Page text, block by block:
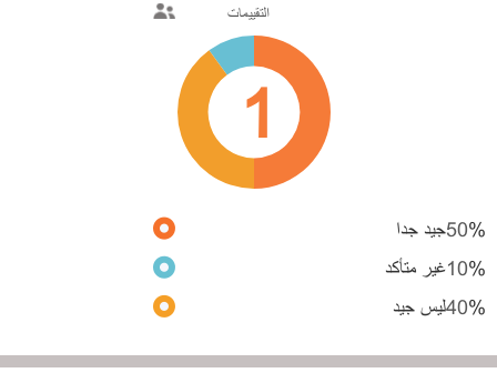
التقييمات
1
جيد جدا50%
غير متأكد10%
ليس جيد40%